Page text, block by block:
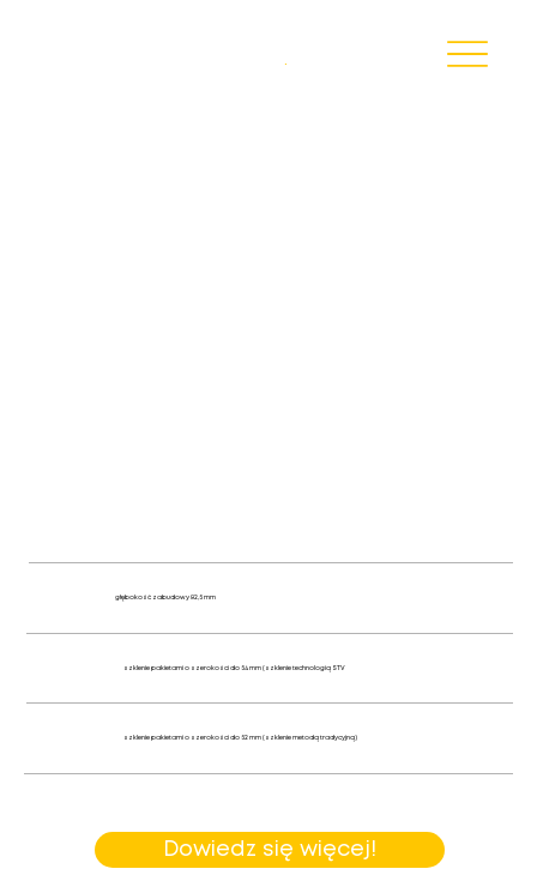
.
Dowiedz się więcej!
głębokość zabudowy 82,5 mm
szklenie pakietami o szerokości do 54 mm (szklenie technologią STV
szklenie pakietami o szerokości do 52 mm (szklenie metodą tradycyjną)